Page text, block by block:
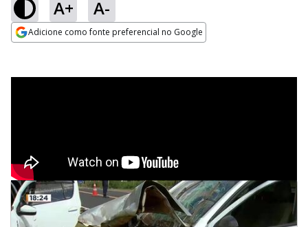
A+ A-
Adicione como fonte preferencial no Google